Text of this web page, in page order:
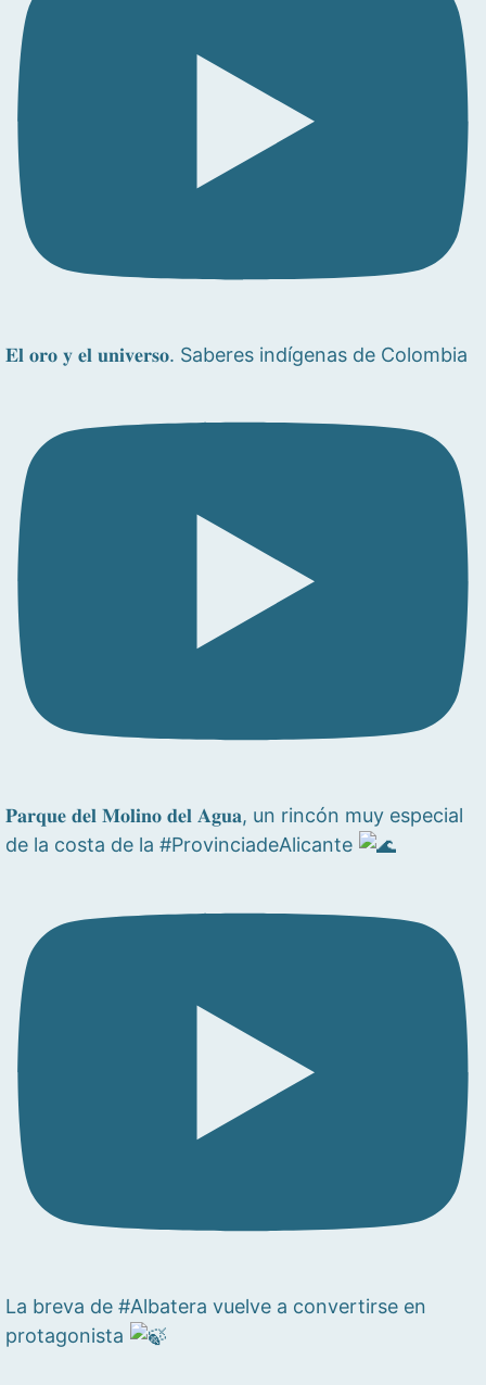
𝐄𝐥 𝐨𝐫𝐨 𝐲 𝐞𝐥 𝐮𝐧𝐢𝐯𝐞𝐫𝐬𝐨. Saberes indígenas de Colombia
𝐏𝐚𝐫𝐪𝐮𝐞 𝐝𝐞𝐥 𝐌𝐨𝐥𝐢𝐧𝐨 𝐝𝐞𝐥 𝐀𝐠𝐮𝐚, un rincón muy especial
de la costa de la #ProvinciadeAlicante
La breva de #Albatera vuelve a convertirse en
protagonista